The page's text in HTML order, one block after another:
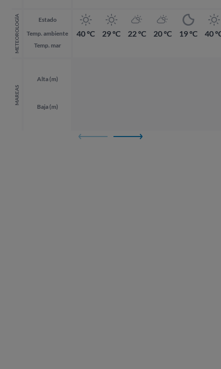
METEOROLOGÍA
Estado
Temp. ambiente
Temp. mar
MAREAS
Alta (m)
Baja (m)
40 ºC 29 ºC 22 ºC 20 ºC 19 ºC 40